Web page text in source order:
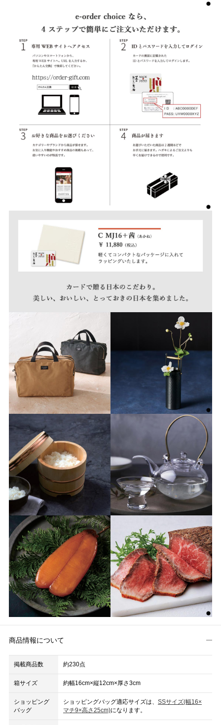
商品情報について
掲載商品数 約230点
箱サイズ 約幅16cm×縦12cm×厚さ3cm
ショッピング
バッグ
ショッピングバッグ適応サイズは、 SSサイズ(幅16×
マチ9×高さ25cm)になります。